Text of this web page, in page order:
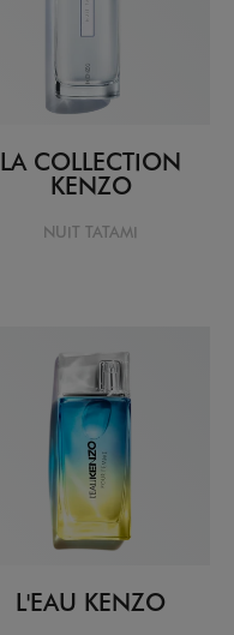
LA COLLECTION
KENZO
NUIT TATAMI
L'EAU KENZO